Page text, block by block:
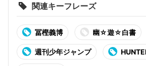
関連キーフレーズ
冨樫義博 幽☆遊☆白書
週刊少年ジャンプ